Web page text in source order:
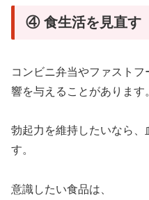
④ 食生活を見直す
コンビニ弁当やファスト
響を与えることがあります
勃起力を維持したいなら
す。
意識したい食品は、